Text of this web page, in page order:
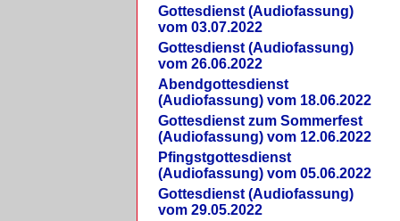
Gottesdienst (Audiofassung)
vom 03.07.2022
Gottesdienst (Audiofassung)
vom 26.06.2022
Abendgottesdienst
(Audiofassung) vom 18.06.2022
Gottesdienst zum Sommerfest
(Audiofassung) vom 12.06.2022
Pfingstgottesdienst
(Audiofassung) vom 05.06.2022
Gottesdienst (Audiofassung)
vom 29.05.2022